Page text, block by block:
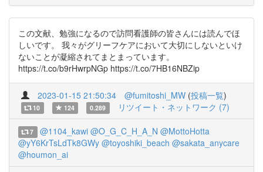
この文献、勉強になるので訪問看護師の皆さんには読んでほ
しいです。 我々がグリーフケアにおいて大切にしないといけ
ないことが凝縮されてまとまっています。
https://t.co/b9rHwrpNGp https://t.co/7HB16NBZip
2023-01-15 21:50:34 @fumitoshi_MW (投稿一覧)
10 124 0.289 リツイート・ネットワーク (7)
7 @1104_kawi @O_G_C_H_A_N @MottoHotta
@yY6KrTsLdTk8GWy @toyoshiki_beach @sakata_anycare
@houmon_ai